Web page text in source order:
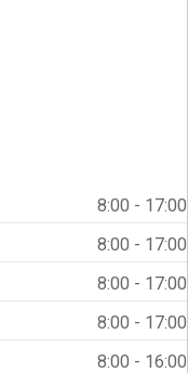
8:00 - 17:00
8:00 - 17:00
8:00 - 17:00
8:00 - 17:00
8:00 - 16:00